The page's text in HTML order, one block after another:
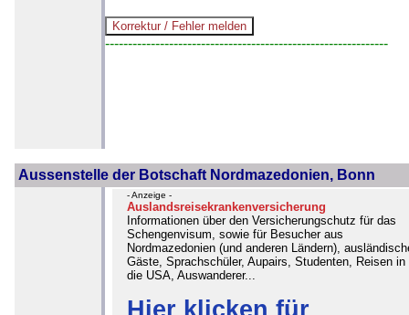
--------------------------------------------------------------
Aussenstelle der Botschaft Nordmazedonien, Bonn
- Anzeige -
Auslandsreisekrankenversicherung
Informationen über den Versicherungschutz für das
Schengenvisum, sowie für Besucher aus
Nordmazedonien (und anderen Ländern),
Gäste, Sprachschüler, Aupairs, Studenten, Reisen in
die USA, Auswanderer...
Hier klicken für